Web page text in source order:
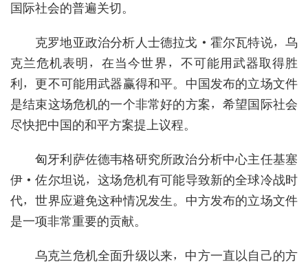
国际社会的普遍关切。
克罗地亚政治分析人士德拉戈·霍尔瓦特说，乌
克兰危机表明，在当今世界，不可能用武器取得胜
利，更不可能用武器赢得和平。中国发布的立场文件
是结束这场危机的一个非常好的方案，希望国际社会
尽快把中国的和平方案提上议程。
匈牙利萨佐德韦格研究所政治分析中心主任基塞
伊·佐尔坦说，这场危机有可能导致新的全球冷战时
代，世界应避免这种情况发生。中方发布的立场文件
是一项非常重要的贡献。
乌克兰危机全面升级以来，中方一直以自己的方